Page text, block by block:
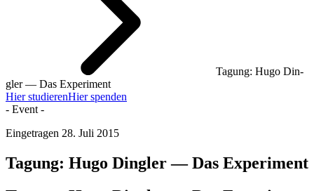
Tagung: Hugo Din­
gler — Das Exper­i­ment
Hier studierenHier spenden
- Event -
Eingetragen 28. Juli 2015
Tagung: Hugo Din­gler — Das Exper­i­ment